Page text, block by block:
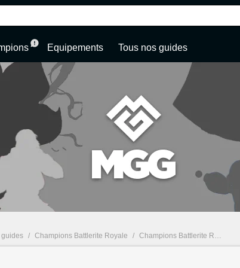
Equipements Tous nos guides
guides / Champions Battlerite Royale / Champions Battlerite Royale - Blossom